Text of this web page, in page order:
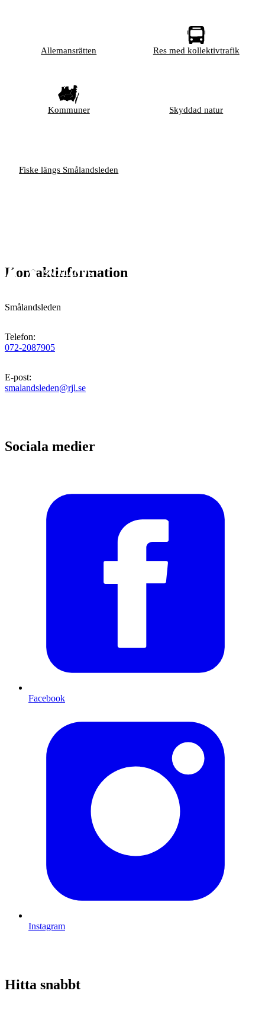
Allemansrätten Res med kollektivtrafik
Kommuner Skyddad natur
Fiske längs Smålandsleden
Kontaktinformation
Smålandsleden
Telefon:
072-2087905
E-post:
smalandsleden@rjl.se
Sociala medier
Facebook
Instagram
Hitta snabbt